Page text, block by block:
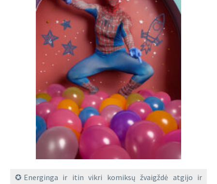
Energinga ir itin vikri komiksų žvaigždė atgijo ir